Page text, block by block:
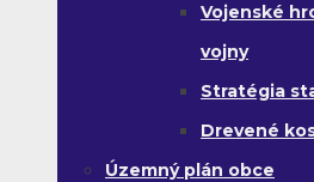
Vojenské
vojny
Stratégia
Drevené
Územný plán obce